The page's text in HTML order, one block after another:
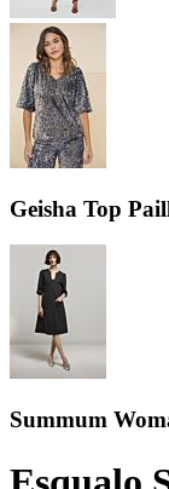
Geisha Top
Summum